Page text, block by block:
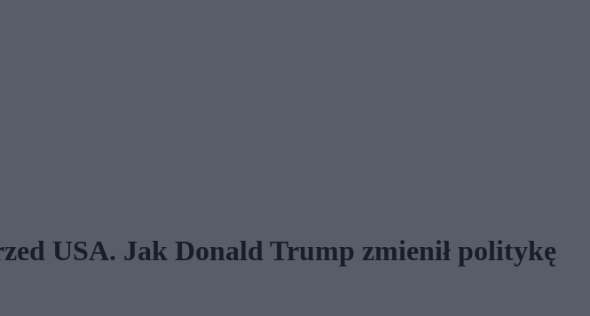
USA. Jak Donald Trump zmienił politykę